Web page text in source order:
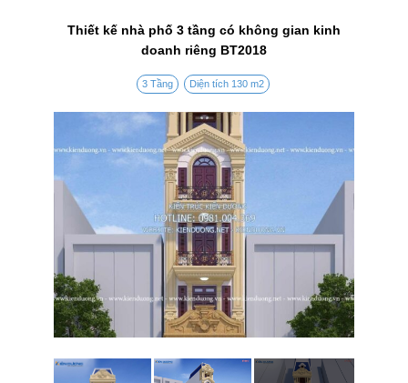
Thiết kế nhà phố 3 tầng có không gian kinh
doanh riêng BT2018
3 Tầng Diện tích 130 m2